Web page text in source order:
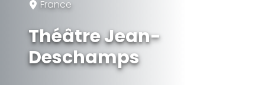
France
Théâtre Jean-
Deschamps